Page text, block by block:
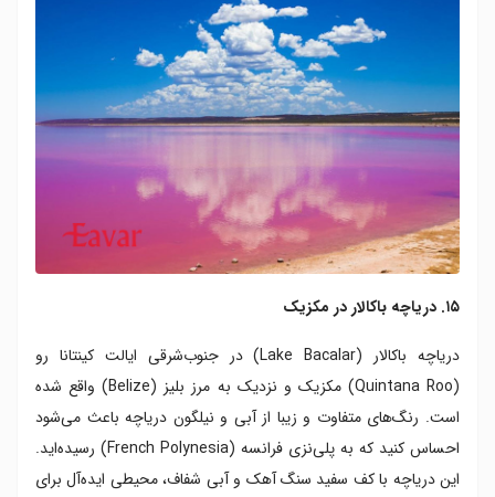
۱۵. دریاچه باکالار در مکزیک
دریاچه باکالار (Lake Bacalar) در جنوب‌شرقی ایالت کینتانا رو
(Quintana Roo) مکزیک و نزدیک به مرز بلیز (Belize) واقع شده
است. رنگ‌های متفاوت و زیبا از آبی و نیلگون دریاچه باعث می‌شود
احساس کنید که به پلی‌نزی فرانسه (French Polynesia) رسیده‌اید.
این دریاچه با کف سفید سنگ آهک و آبی شفاف، محیطی ایده‌آل برای